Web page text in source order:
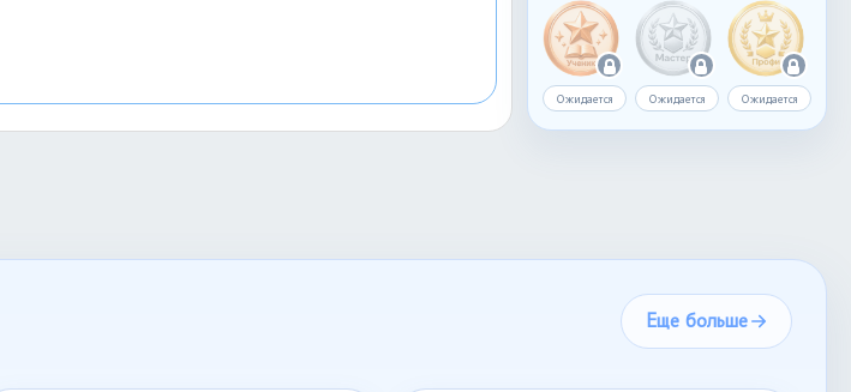
Ожидается Ожидается Ожидается
Еще больше